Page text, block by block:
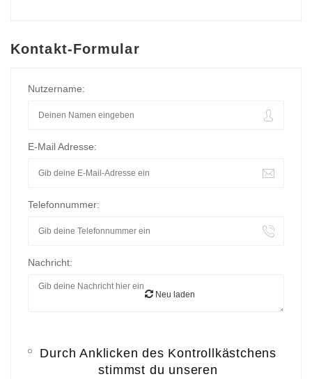
Kontakt-Formular
Nutzername:
E-Mail Adresse:
Telefonnummer:
Nachricht:
Neu laden
Durch Anklicken des Kontrollkästchens
stimmst du unseren